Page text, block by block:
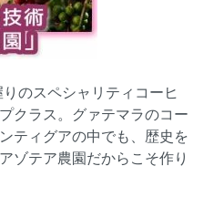
のスペシャリティコーヒ
クラス。グァテマラのコー
ティグアの中でも、歴史を
ゾテア農園だからこそ作り